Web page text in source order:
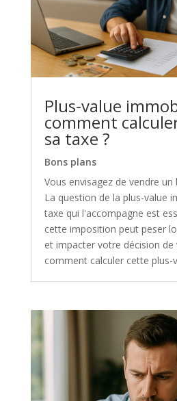
Plus-value
comment
sa taxe ?
Bons plans
Vous envisagez de vendre
La question de la plus-value
taxe qui l'accompagne est
cette imposition peut peser
et impacter votre décision de
comment calculer cette plus-